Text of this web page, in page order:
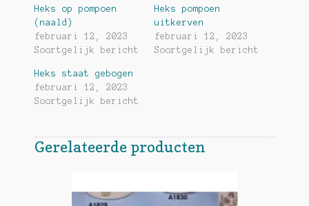
Heks op pompoen
(naald)
februari 12, 2023
Soortgelijk bericht
Heks pompoen
uitkerven
februari 12, 2023
Soortgelijk bericht
Heks staat gebogen
februari 12, 2023
Soortgelijk bericht
Gerelateerde producten